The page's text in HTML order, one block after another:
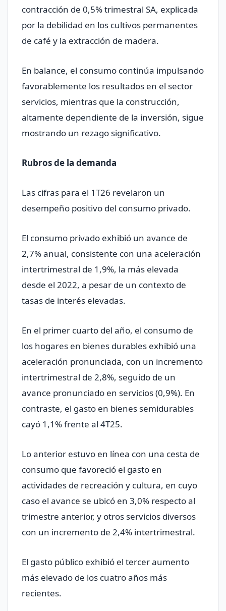
contracción de 0,5% trimestral SA, explicada
por la debilidad en los cultivos permanentes
de café y la extracción de madera.
En balance, el consumo continúa impulsando
favorablemente los resultados en el sector
servicios, mientras que la construcción,
altamente dependiente de la inversión, sigue
mostrando un rezago significativo.
Rubros de la demanda
Las cifras para el 1T26 revelaron un
desempeño positivo del consumo privado.
El consumo privado exhibió un avance de
2,7% anual, consistente con una aceleración
intertrimestral de 1,9%, la más elevada
desde el 2022, a pesar de un contexto de
tasas de interés elevadas.
En el primer cuarto del año, el consumo de
los hogares en bienes durables exhibió una
aceleración pronunciada, con un incremento
intertrimestral de 2,8%, seguido de un
avance pronunciado en servicios (0,9%). En
contraste, el gasto en bienes semidurables
cayó 1,1% frente al 4T25.
Lo anterior estuvo en línea con una cesta de
consumo que favoreció el gasto en
actividades de recreación y cultura, en cuyo
caso el avance se ubicó en 3,0% respecto al
trimestre anterior, y otros servicios diversos
con un incremento de 2,4% intertrimestral.
El gasto público exhibió el tercer aumento
más elevado de los cuatro años más
recientes.